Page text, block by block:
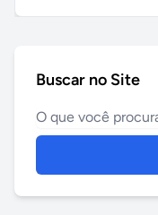
Buscar no Site